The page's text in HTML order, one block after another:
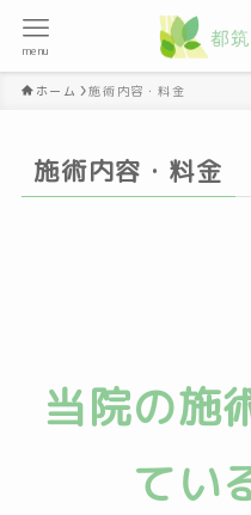
menu
ホーム 施術内容・料金
施術内容・料金
当院の施
てい